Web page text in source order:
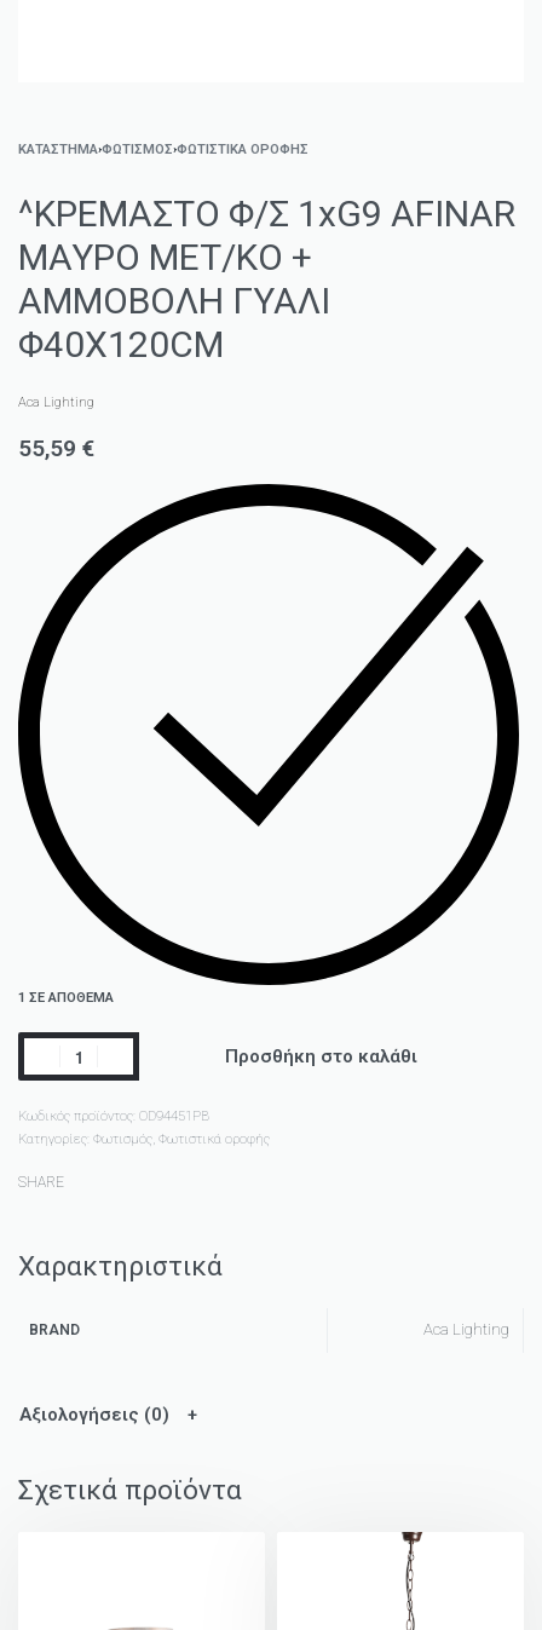
ΚΑΤΑΣΤΗΜΑ›ΦΩΤΙΣΜΌΣ›ΦΩΤΙΣΤΙΚΆ ΟΡΟΦΉΣ
^ΚΡΕΜΑΣΤΟ Φ/Σ 1xG9 AFINAR
ΜΑΥΡΟ ΜΕΤ/ΚΟ +
ΑΜΜΟΒΟΛΗ ΓΥΑΛΙ
Φ40Χ120CM
Aca Lighting
55,59 €
1 ΣΕ ΑΠΌΘΕΜΑ
Προσθήκη στο καλάθι
Κωδικός προϊόντος: OD94451PB
Κατηγορίες: Φωτισμός, Φωτιστικά οροφής
SHARE
Χαρακτηριστικά
BRAND Aca Lighting
Αξιολογήσεις (0)
Σχετικά προϊόντα